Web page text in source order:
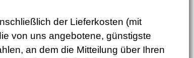
der Lieferkosten (mit
von uns angebotene, günstigste
an dem die Mitteilung über Ihren